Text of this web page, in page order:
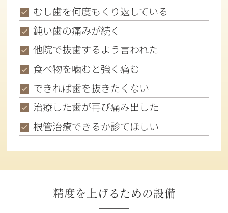
むし歯を何度もくり返している
鈍い歯の痛みが続く
他院で抜歯するよう言われた
食べ物を噛むと強く痛む
できれば歯を抜きたくない
治療した歯が再び痛み出した
根管治療できるか診てほしい
精度を上げるための設備